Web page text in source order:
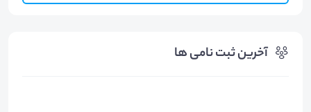
آخرین ثبت نامی ها